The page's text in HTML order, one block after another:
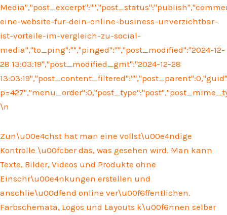
eine-website-fur-dein-online-business-unverzichtbar-
ist-vorteile-im-vergleich-zu-social-
media","to_ping":"","pinged":"","post_modified":"2024-12-
28 13:03:19","post_modified_gmt":"2024-12-28
\n
Zun\u00e4chst hat man eine vollst\u00e4ndige
Kontrolle \u00fcber das, was gesehen wird. Man kann
Texte, Bilder, Videos und Produkte ohne
Einschr\u00e4nkungen erstellen und
anschlie\u00dfend online ver\u00f6ffentlichen.
Farbschemata, Logos und Layouts k\u00f6nnen selber